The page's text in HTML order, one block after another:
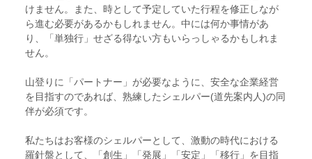
けません。また、時として予定していた行程を修正しなが
ら進む必要があるかもしれません。中には何か事情があ
り、「単独行」せざる得ない方もいらっしゃるかもしれま
せん。
山登りに「パートナー」が必要なように、安全な企業経営
を目指すのであれば、熟練したシェルパー(道先案内人)の同
伴が必須です。
私たちはお客様のシェルパーとして、激動の時代における
羅針盤として、「創生」「発展」「安定」「移行」を目指